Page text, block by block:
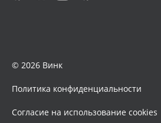
© 2026 Винк
Политика конфиденциальности
Согласие на использование cookies